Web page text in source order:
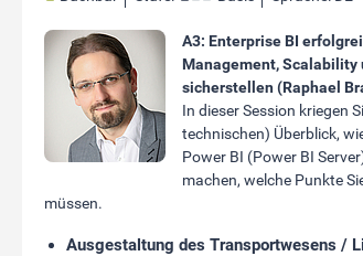
A3: Enterprise BI
Management,
sicherstellen (Raphael
In dieser Session kriegen
technischen) Überblick,
Power BI (Power BI
machen, welche Punkte
müssen.
Ausgestaltung des Transportwesens /